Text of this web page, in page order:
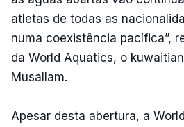
atletas de todas as
numa coexistência pacífica”,
da World Aquatics, o
Musallam.
Apesar desta abertura, a